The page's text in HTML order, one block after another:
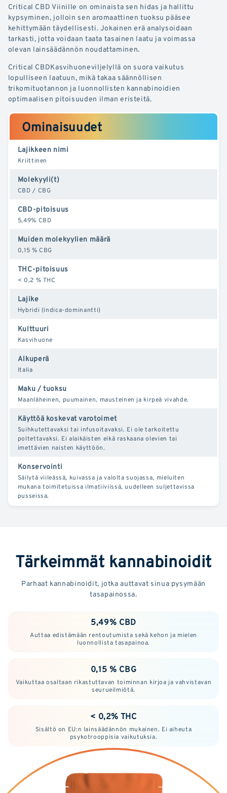
Critical CBD Viinille on ominaista sen hidas ja hallittu
kypsyminen, jolloin sen aromaattinen tuoksu pääsee
kehittymään täydellisesti. Jokainen erä analysoidaan
tarkasti, jotta voidaan taata tasainen laatu ja voimassa
olevan lainsäädännön noudattaminen.
Critical CBDKasvihuoneviljelyllä on suora vaikutus
lopulliseen laatuun, mikä takaa säännöllisen
trikomituotannon ja luonnollisten kannabinoidien
optimaalisen pitoisuuden ilman eristeitä.
Ominaisuudet
Lajikkeen nimi
Kriittinen
Molekyyli(t)
CBD / CBG
CBD-pitoisuus
5,49% CBD
Muiden molekyylien määrä
0,15 % CBG
THC-pitoisuus
< 0,2 % THC
Lajike
Hybridi (indica-dominantti)
Kulttuuri
Kasvihuone
Alkuperä
Italia
Maku / tuoksu
Maanläheinen, puumainen, mausteinen ja kirpeä vivahde.
Käyttöä koskevat varotoimet
Suihkutettavaksi tai infusoitavaksi. Ei ole tarkoitettu
poltettavaksi. Ei alaikäisten eikä raskaana olevien tai
imettävien naisten käyttöön.
Konservointi
Säilytä viileässä, kuivassa ja valolta suojassa, mieluiten
mukana toimitetuissa ilmatiiviissä, uudelleen suljettavissa
pusseissa.
Tärkeimmät kannabinoidit
Parhaat kannabinoidit, jotka auttavat sinua pysymään
tasapainossa.
5,49% CBD
Auttaa edistämään rentoutumista sekä kehon ja mielen
luonnollista tasapainoa.
0,15 % CBG
Vaikuttaa osaltaan rikastuttavan toiminnan kirjoa ja vahvistavan
seurueilmiötä.
< 0,2% THC
Sisältö on EU:n lainsäädännön mukainen. Ei aiheuta
psykotrooppisia vaikutuksia.